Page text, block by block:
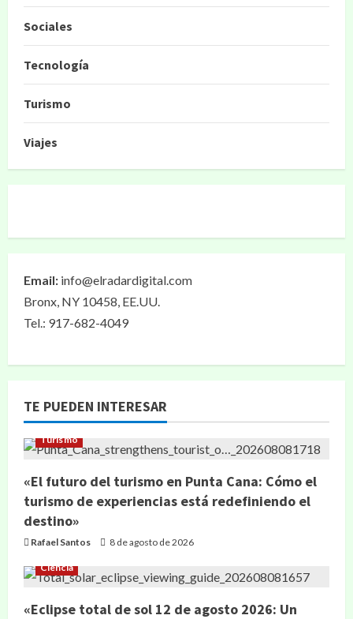
Sociales
Tecnología
Turismo
Viajes
Email: info@elradardigital.com
Bronx, NY 10458, EE.UU.
Tel.: 917-682-4049
TE PUEDEN INTERESAR
Turismo
«El futuro del turismo en Punta Cana: Cómo el
turismo de experiencias está redefiniendo el
destino»
Rafael Santos 8 de agosto de 2026
Ciencia
«Eclipse total de sol 12 de agosto 2026: Un